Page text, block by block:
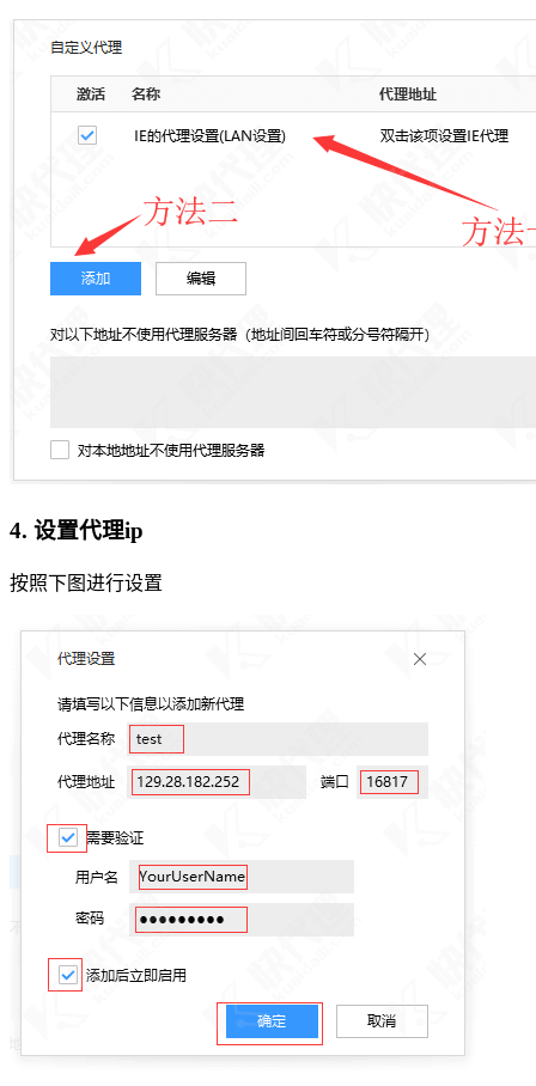
4. 设置代理ip
按照下图进行设置